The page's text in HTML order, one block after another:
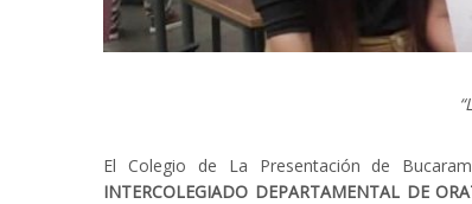
El Colegio de La Presentación de
INTERCOLEGIADO DEPARTAMENTAL DE